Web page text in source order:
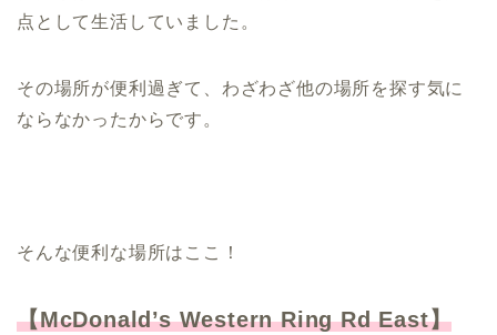
点として生活していました。
その場所が便利過ぎて、わざわざ他の場所を探す気に
ならなかったからです。
そんな便利な場所はここ！
【McDonald’s Western Ring Rd East】